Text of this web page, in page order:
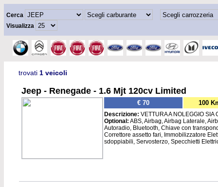
Cerca
Visualizza
Jeep - Renegade - 1.6 Mjt 120cv Limited
€ 70 100
Descrizione: VETTURA A NOLEGGIO SIA
Optional: ABS, Airbag, Airbag Laterale,
Autoradio, Bluetooth, Chiave con
Correttore assetto fari, Immobilizzatore
sdoppiabili, Servosterzo, Specchietti
trovati 1 veicoli